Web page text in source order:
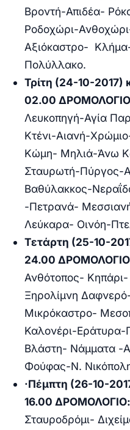
Βροντή-Απιδέα-
Ροδοχώρι-
Αξιόκαστρο-
Πολύλλακο.
Τρίτη (24-10-2017)
02.00 ΔΡΟΜΟΛΟΓΙΟ
Λευκοπηγή-Αγία
Κτένι-Αιανή-
Κώμη- Μηλιά-Άνω
Σταυρωτή-Πύργος-
Βαθύλακκος-
-Πετρανά-
Λεύκαρα- Οινόη-
Τετάρτη (25-10-
24.00
Ανθότοπος-
Ξηρολίμνη
Μικρόκαστρο-
Καλονέρι-
Βλάστη- Νάμματα -
Φούφας-N.
·Πέμπτη (26-10-
16.00 ΔΡΟΜΟΛΟΓΙΟ:
Σταυροδρόμι-